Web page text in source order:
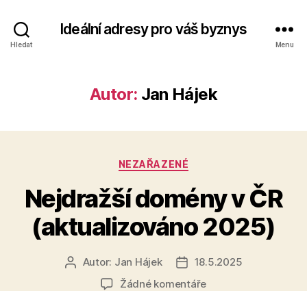
Hledat
Ideální adresy pro váš byznys
Menu
Autor: Jan Hájek
Rubriky
NEZAŘAZENÉ
Nejdražší domény v ČR
(aktualizováno 2025)
Autor
příspěvku
Autor: Jan Hájek
Datum
příspěvku
18.5.2025
Žádné komentářeu